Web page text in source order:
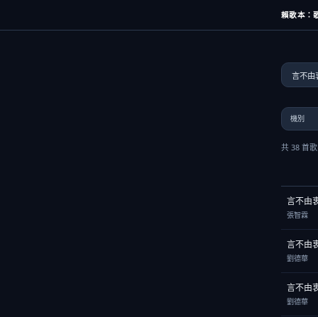
賴歌本：
共 38 首
言不由
張智霖
言不由
劉德華
言不由
劉德華